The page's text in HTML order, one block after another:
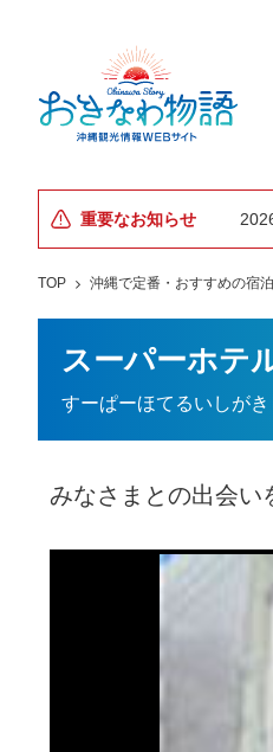
重要なお知らせ
TOP 沖縄で定番・おすすめの宿
スーパーホテ
すーぱーほてるいしがき
みなさまとの出会い